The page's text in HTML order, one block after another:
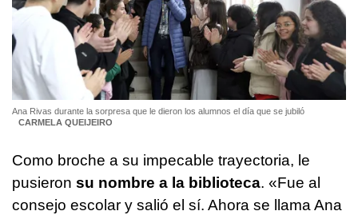
Ana Rivas durante la sorpresa que le dieron los alumnos el día que se jubiló
CARMELA QUEIJEIRO
Como broche a su impecable trayectoria, le
pusieron su nombre a la biblioteca. «Fue al
consejo escolar y salió el sí. Ahora se llama Ana